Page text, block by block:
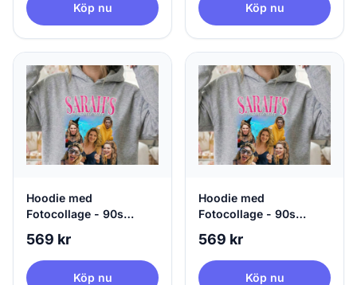
Köp nu Köp nu
Hoodie med
Fotocollage - 90s
569 kr
Köp nu
Hoodie med
Fotocollage - 90s
569 kr
Köp nu